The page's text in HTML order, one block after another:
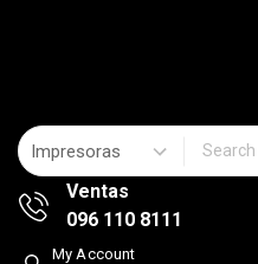
Search for:
Ventas
096 110 8111
My Account